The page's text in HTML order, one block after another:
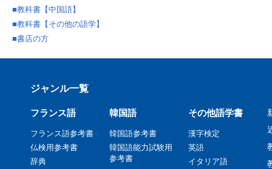
■教科書【中国語】
■教科書【その他の語学】
■書店の方
ジャンル一覧
フランス語
フランス語参考書
仏検用参考書
辞典
韓国語
韓国語参考書
韓国語能力試験用
参考書
その他語学書
漢字検定
英語
イタリア語